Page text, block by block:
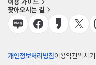
이용 가이드
찾아오시는 길
개인정보처리방침이용약관위치